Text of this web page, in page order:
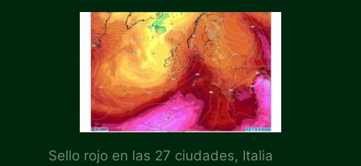
Sello rojo en las 27 ciudades, Italia